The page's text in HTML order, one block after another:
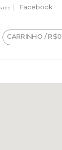
Facebook
CARRINHO / R$